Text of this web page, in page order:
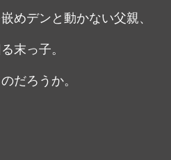
めデンと動かない父親、
末っ子。
だろうか。